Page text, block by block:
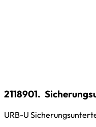
2118901.
URB-U